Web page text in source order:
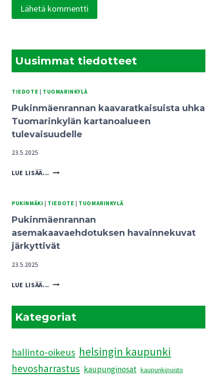
Uusimmat tiedotteet
TIEDOTE | TUOMARINKYLÄ
Pukinmäenrannan kaavaratkaisuista uhka
Tuomarinkylän kartanoalueen
tulevaisuudelle
23.5.2025
LUE LISÄÄ... PUKINMÄENRANNAN
TUOMARINKYLÄN
TULEVAISUUDELLE
PUKINMÄKI | TIEDOTE | TUOMARINKYLÄ
Pukinmäenrannan
asemakaavaehdotuksen havainnekuvat
järkyttivät
23.5.2025
LUE LISÄÄ... PUKINMÄENRANNAN
JÄRKYTTIVÄT
Kategoriat
hallinto-oikeus helsingin kaupunki
hevosharrastus kaupunginosat kaupunkipuisto